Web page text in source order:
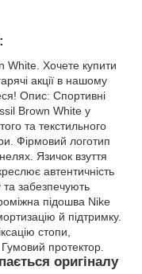
White. Хочете купити
акції в нашому
Опис: Спортивні
Brown White у
та текстильного
Фірмовий логотип
Язичок взуття
автентичність
забезпечують
підошва Nike
й підтримку.
стопи,
протектор.
оригіналу